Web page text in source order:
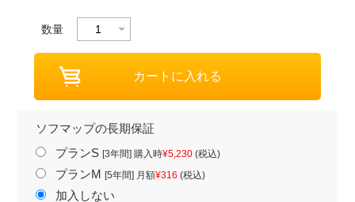
数量
ソフマップの長期保証
プランS [3年間] 購入時¥5,230(税込)
プランM [5年間] 月額¥316 (税込)
加入しない